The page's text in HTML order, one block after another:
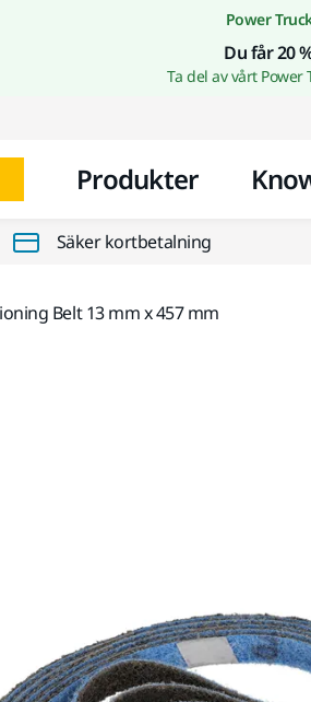
Power
Du får 20
Ta del av vårt
Produkter
Säker kortbetalning
Belt 13 mm x 457 mm